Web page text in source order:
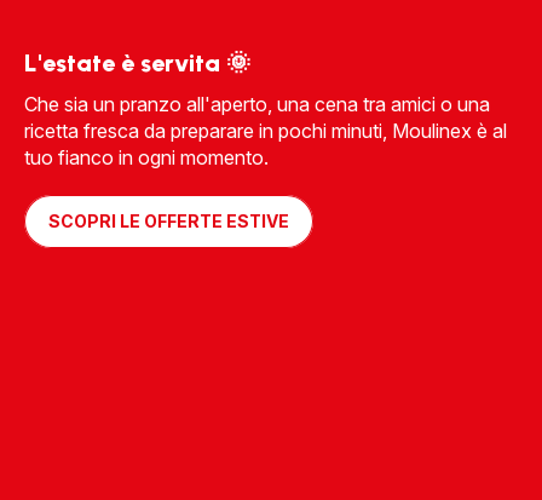
L'estate è servita 🌞
Che sia un pranzo all'aperto, una cena tra amici o una
ricetta fresca da preparare in pochi minuti, Moulinex è al
tuo fianco in ogni momento.
SCOPRI LE OFFERTE ESTIVE